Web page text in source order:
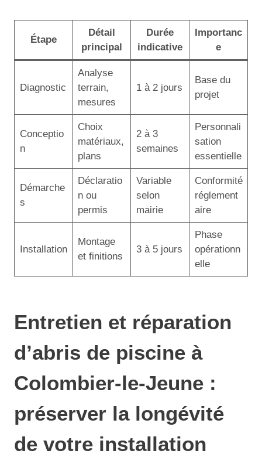
Étape
Détail
principal
Durée
indicative
Importanc
e
Diagnostic
Analyse
terrain,
mesures
1 à 2 jours
Base du
projet
Conceptio
n
Choix
matériaux,
plans
2 à 3
semaines
Personnali
sation
essentielle
Démarche
s
Déclaratio
n ou
permis
Variable
selon
mairie
Conformité
réglement
aire
Installation
Montage
et finitions
3 à 5 jours
Phase
opérationn
elle
Entretien et réparation
d’abris de piscine à
Colombier-le-Jeune :
préserver la longévité
de votre installation